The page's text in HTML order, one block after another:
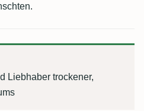
Liebhaber trockener,